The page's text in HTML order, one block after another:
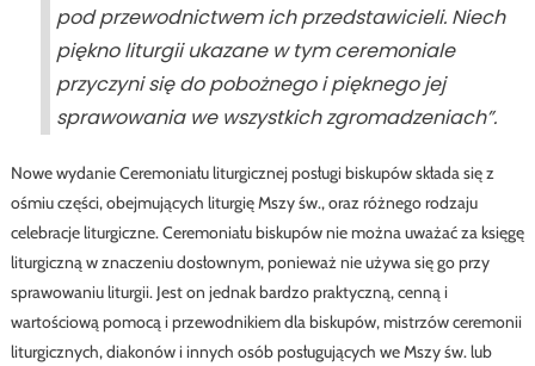
pod przewodnictwem ich przedstawicieli. Niech
piękno liturgii ukazane w tym ceremoniale
przyczyni się do pobożnego i pięknego jej
sprawowania we wszystkich zgromadzeniach”.
Nowe wydanie Ceremoniału liturgicznej posługi biskupów składa się z
ośmiu części, obejmujących liturgię Mszy św., oraz różnego rodzaju
celebracje liturgiczne. Ceremoniału biskupów nie można uważać za księgę
liturgiczną w znaczeniu dosłownym, ponieważ nie używa się go przy
sprawowaniu liturgii. Jest on jednak bardzo praktyczną, cenną i
wartościową pomocą i przewodnikiem dla biskupów, mistrzów ceremonii
liturgicznych, diakonów i innych osób posługujących we Mszy św. lub